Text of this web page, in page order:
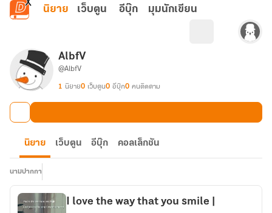
ข้ามไปยังเนื้อหาหลัก
นิยาย เว็บตูน อีบุ๊ก มุมนักเขียน
AlbfV
@AlbfV
1 นิยาย0 เว็บตูน0 อีบุ๊ก0 คนติดตาม
นิยาย เว็บตูน อีบุ๊ก คอลเล็กชัน
นามปากกา
I love the way that you smile |